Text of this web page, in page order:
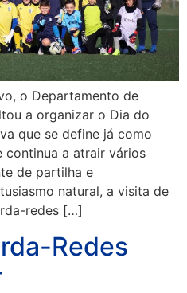
o Departamento de
a organizar o Dia do
que se define já como
continua a atrair vários
de partilha e
natural, a visita de
redes […]
Redes